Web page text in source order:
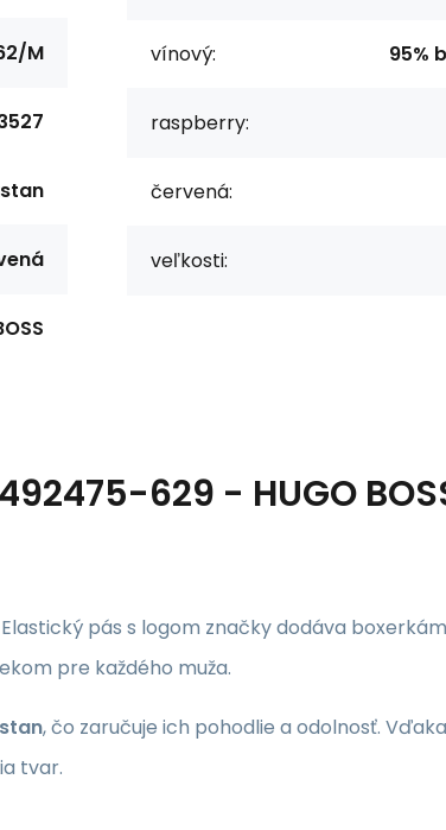
M vínový: 95%
raspberry:
červená:
veľkosti:
629 - HUGO
pás s logom značky dodáva
pre každého muža.
, čo zaručuje ich pohodlie a odolnosť.
tvar.